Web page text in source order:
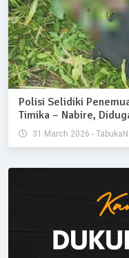
Polisi Selidiki
Timika – Nabire,
31 March 2026 -